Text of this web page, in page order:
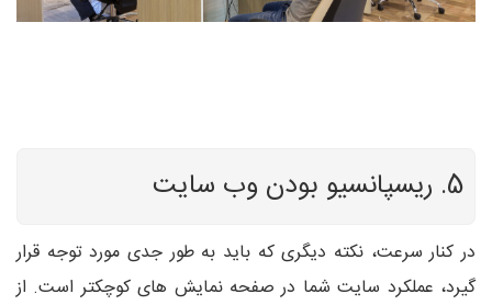
5. ریسپانسیو بودن وب سایت
در کنار سرعت، نکته دیگری که باید به طور جدی مورد توجه قرار
گیرد، عملکرد سایت شما در صفحه نمایش های کوچکتر است. از